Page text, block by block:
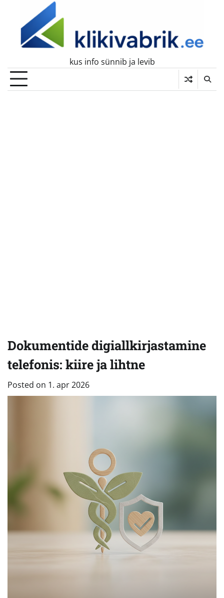
content
kus info sünnib ja levib
Dokumentide digiallkirjastamine
telefonis: kiire ja lihtne
Posted on 1. apr 2026